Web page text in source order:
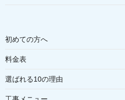
初めての方へ
料金表
選ばれる10の理由